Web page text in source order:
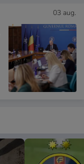
03 aug.